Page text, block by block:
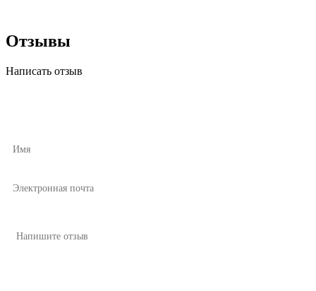
Отзывы
Написать отзыв